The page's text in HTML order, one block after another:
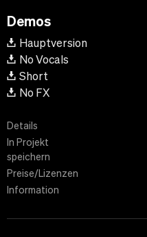
Demos
Hauptversion
No Vocals
Short
No FX
Details
In Projekt
speichern
Preise/Lizenzen
Information